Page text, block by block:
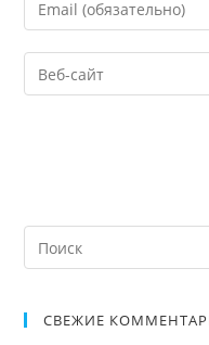
СВЕЖИЕ